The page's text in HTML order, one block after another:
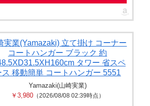
実業(Yamazaki) 立て掛け コーナー
コートハンガー ブラック 約
タワー 省スペ
ス 移動簡単 コートハンガー 5551
Yamazaki(山崎実業)
￥3,980（2026/08/08 02:39時点）